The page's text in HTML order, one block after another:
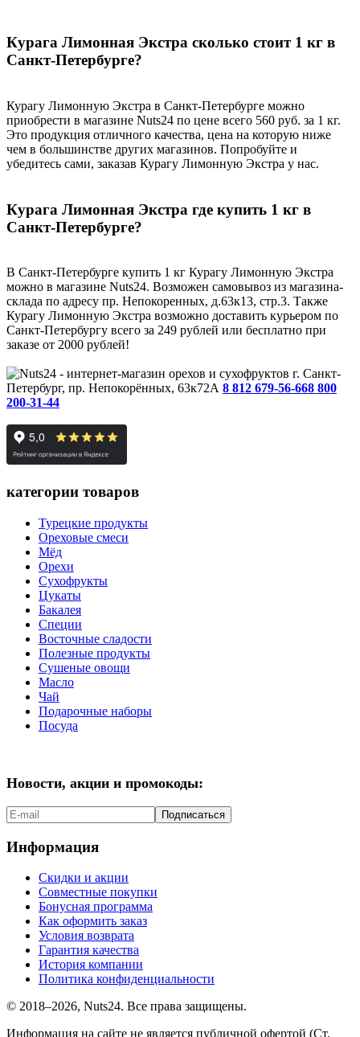
Курага Лимонная Экстра сколько стоит 1 кг в
Санкт-Петербурге?
Курагу Лимонную Экстра в Санкт-Петербурге можно
приобрести в магазине Nuts24 по цене всего 560 руб. за 1 кг.
Это продукция отличного качества, цена на которую ниже
чем в большинстве других магазинов. Попробуйте и
убедитесь сами, заказав Курагу Лимонную Экстра у нас.
Курага Лимонная Экстра где купить 1 кг в
Санкт-Петербурге?
В Санкт-Петербурге купить 1 кг Курагу Лимонную Экстра
можно в магазине Nuts24. Возможен самовывоз из магазина-
склада по адресу пр. Непокоренных, д.63к13, стр.3. Также
Курагу Лимонную Экстра возможно доставить курьером по
Санкт-Петербургу всего за 249 рублей или бесплатно при
заказе от 2000 рублей!
г. Санкт-
Петербург, пр. Непокорённых, 63к72А 8 812 679-56-668 800
200-31-44
категории товаров
Турецкие продукты
Ореховые смеси
Мёд
Орехи
Сухофрукты
Цукаты
Бакалея
Специи
Восточные сладости
Полезные продукты
Сушеные овощи
Масло
Чай
Подарочные наборы
Посуда
Новости, акции и промокоды:
Подписаться
Информация
Скидки и акции
Совместные покупки
Бонусная программа
Как оформить заказ
Условия возврата
Гарантия качества
История компании
Политика конфиденциальности
© 2018–2026, Nuts24. Все права защищены.
Информация на сайте не является публичной офертой (Ст.